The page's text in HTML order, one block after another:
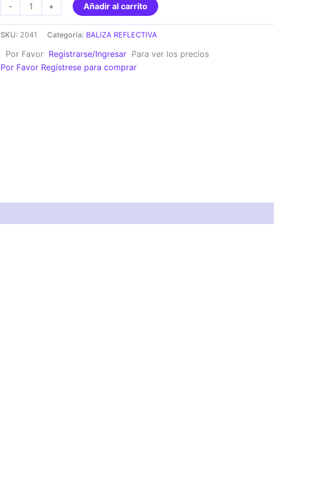
-
UNIVERSAL
EN
BOLSA
+ Añadir al carrito
SKU: 2041 Categoría: BALIZA REFLECTIVA
Por Favor Registrarse/Ingresar Para ver los precios
Por Favor Regístrese para comprar